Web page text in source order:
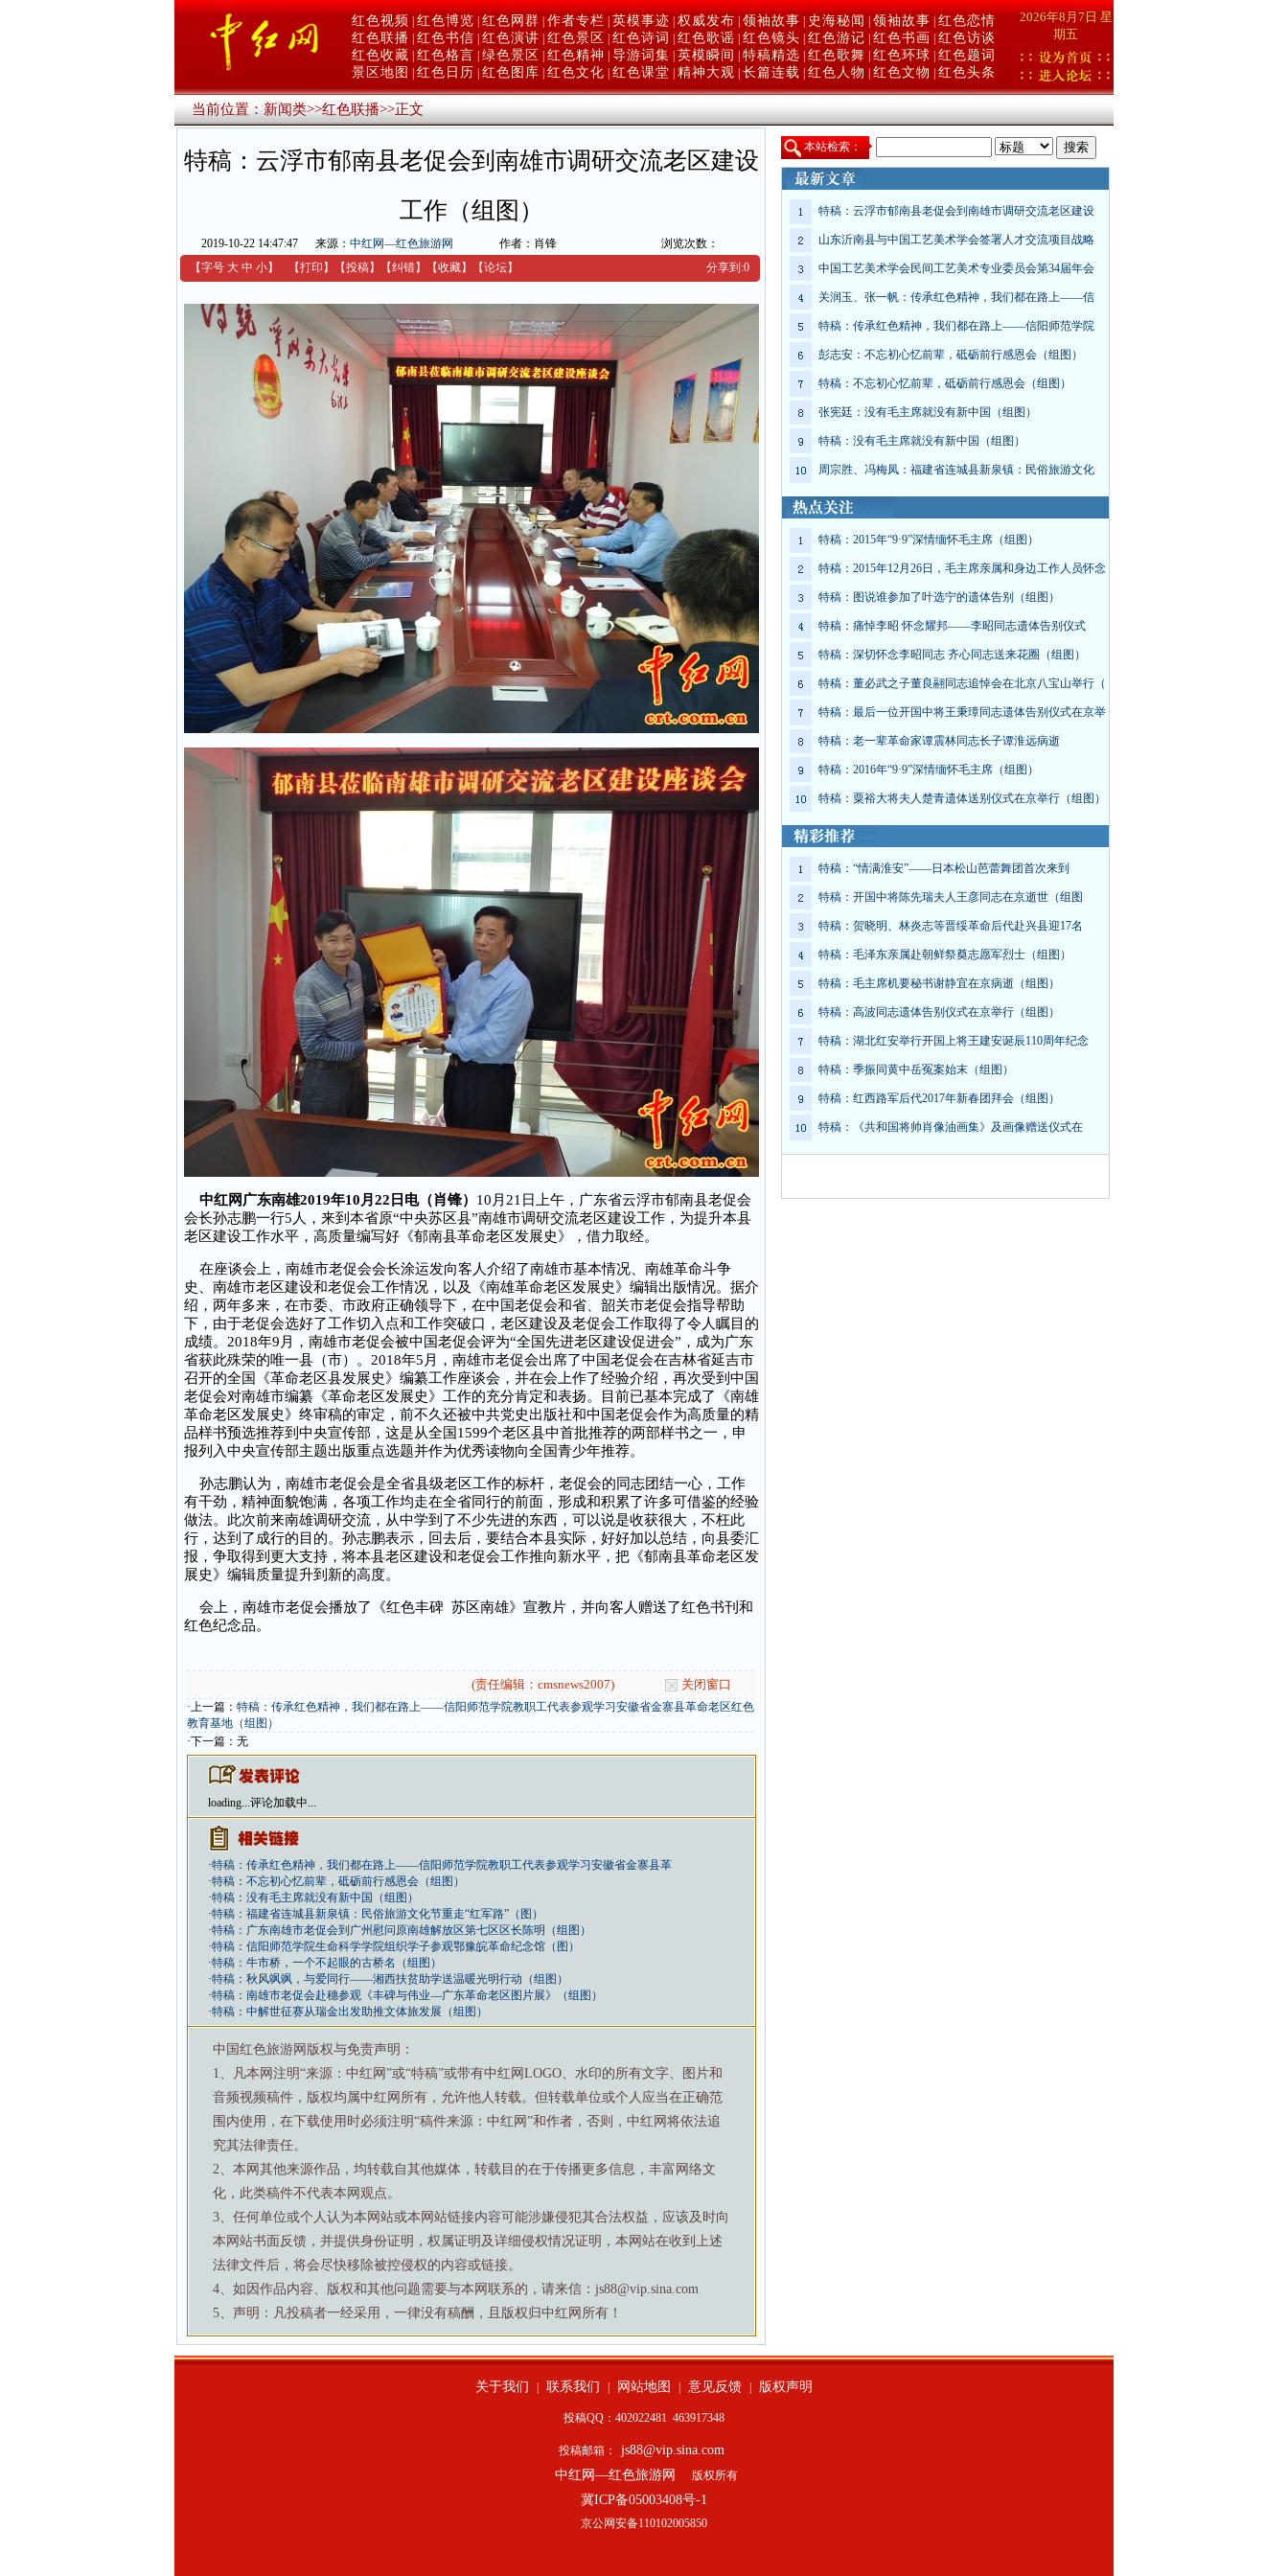
红色视频 红色博览 红色网群 作者专栏 英模事迹 权威发布 领袖故事 史海秘闻 领袖故事 红色恋情
红色联播 红色书信 红色演讲 红色景区 红色诗词 红色歌谣 红色镜头 红色游记 红色书画
红色访谈
红色收藏 红色格言 绿色景区 红色精神 导游词集 英模瞬间 特稿精选 红色歌舞 红色环球 红色题词
景区地图
红色日历 红色图库 红色文化 红色课堂 精神大观 长篇连载 红色人物 红色文物 红色头条
2026年8月7日 星
期五
当前位置：新闻类>>红色联播>>正文
特稿：云浮市郁南县老促会到南雄市调研交流老区建设
工作（组图）
2019-10-22 14:47:47 来源： 中红网—红色旅游网 作者：肖锋
浏览次数：
【字号 大 中 小】 【打印 】 【投稿】 【纠错】 【收藏】 【论坛】 分享到:0
中红网广东南雄2019年10月22日电（肖锋） 10月21日上午，广东省云浮市郁南县老促会
会长孙志鹏一行5人，来到本省原“中央苏区县”南雄市调研交流老区建设工作，为提升本县
老区建设工作水平，高质量编写好《郁南县革命老区发展史》，借力取经。
在座谈会上，南雄市老促会会长涂运发向客人介绍了南雄市基本情况、南雄革命斗争
史、南雄市老区建设和老促会工作情况，以及《南雄革命老区发展史》编辑出版情况。据介
绍，两年多来，在市委、市政府正确领导下，在中国老促会和省、韶关市老促会指导帮助
下，由于老促会选好了工作切入点和工作突破口，老区建设及老促会工作取得了令人瞩目的
成绩。2018年9月，南雄市老促会被中国老促会评为“全国先进老区建设促进会”，成为广东
省获此殊荣的唯一县（市）。2018年5月，南雄市老促会出席了中国老促会在吉林省延吉市
召开的全国《革命老区县发展史》编纂工作座谈会，并在会上作了经验介绍，再次受到中国
老促会对南雄市编纂《革命老区发展史》工作的充分肯定和表扬。目前已基本完成了《南雄
革命老区发展史》终审稿的审定，前不久还被中共党史出版社和中国老促会作为高质量的精
品样书预选推荐到中央宣传部，这是从全国1599个老区县中首批推荐的两部样书之一，申
报列入中央宣传部主题出版重点选题并作为优秀读物向全国青少年推荐。
孙志鹏认为，南雄市老促会是全省县级老区工作的标杆，老促会的同志团结一心，工作
有干劲，精神面貌饱满，各项工作均走在全省同行的前面，形成和积累了许多可借鉴的经验
做法。此次前来南雄调研交流，从中学到了不少先进的东西，可以说是收获很大，不枉此
行，达到了成行的目的。孙志鹏表示，回去后，要结合本县实际，好好加以总结，向县委汇
报，争取得到更大支持，将本县老区建设和老促会工作推向新水平，把《郁南县革命老区发
展史》编辑质量提升到新的高度。
会上，南雄市老促会播放了《红色丰碑 苏区南雄》宣教片，并向客人赠送了红色书刊和
红色纪念品。
(责任编辑：cmsnews2007) 关闭窗口
·上一篇： 特稿：传承红色精神，我们都在路上——信阳师范学院教职工代表参观学习安徽省金寨县革命老区红色
教育基地（组图）
·下一篇：无
loading...评论加载中...
·特稿：传承红色精神，我们都在路上——信阳师范学院教职工代表参观学习安徽省金寨县革
·特稿：不忘初心忆前辈，砥砺前行感恩会（组图）
·特稿：没有毛主席就没有新中国（组图）
·特稿：福建省连城县新泉镇：民俗旅游文化节重走“红军路”（图）
·特稿：广东南雄市老促会到广州慰问原南雄解放区第七区区长陈明（组图）
·特稿：信阳师范学院生命科学学院组织学子参观鄂豫皖革命纪念馆（图）
·特稿：牛市桥，一个不起眼的古桥名（组图）
·特稿：秋风飒飒，与爱同行——湘西扶贫助学送温暖光明行动（组图）
·特稿：南雄市老促会赴穗参观《丰碑与伟业—广东革命老区图片展》（组图）
·特稿：中解世征赛从瑞金出发助推文体旅发展（组图）
中国红色旅游网版权与免责声明：
1、凡本网注明“来源：中红网”或“特稿”或带有中红网LOGO、水印的所有文字、图片和
音频视频稿件，版权均属中红网所有，允许他人转载。但转载单位或个人应当在正确范
围内使用，在下载使用时必须注明“稿件来源：中红网”和作者，否则，中红网将依法追
究其法律责任。
2、本网其他来源作品，均转载自其他媒体，转载目的在于传播更多信息，丰富网络文
化，此类稿件不代表本网观点。
3、任何单位或个人认为本网站或本网站链接内容可能涉嫌侵犯其合法权益，应该及时向
本网站书面反馈，并提供身份证明，权属证明及详细侵权情况证明，本网站在收到上述
法律文件后，将会尽快移除被控侵权的内容或链接。
4、如因作品内容、版权和其他问题需要与本网联系的，请来信：js88@vip.sina.com
5、声明：凡投稿者一经采用，一律没有稿酬，且版权归中红网所有！
本站检索：
特稿：云浮市郁南县老促会到南雄市调研交流老区建设
山东沂南县与中国工艺美术学会签署人才交流项目战略
中国工艺美术学会民间工艺美术专业委员会第34届年会
关润玉、张一帆：传承红色精神，我们都在路上——信
特稿：传承红色精神，我们都在路上——信阳师范学院
彭志安：不忘初心忆前辈，砥砺前行感恩会（组图）
特稿：不忘初心忆前辈，砥砺前行感恩会（组图）
张宪廷：没有毛主席就没有新中国（组图）
特稿：没有毛主席就没有新中国（组图）
周宗胜、冯梅凤：福建省连城县新泉镇：民俗旅游文化
特稿：2015年“9·9”深情缅怀毛主席（组图）
特稿：2015年12月26日，毛主席亲属和身边工作人员怀念
特稿：图说谁参加了叶选宁的遗体告别（组图）
特稿：痛悼李昭 怀念耀邦——李昭同志遗体告别仪式
特稿：深切怀念李昭同志 齐心同志送来花圈（组图）
特稿：董必武之子董良翮同志追悼会在北京八宝山举行（
特稿：最后一位开国中将王秉璋同志遗体告别仪式在京举
特稿：老一辈革命家谭震林同志长子谭淮远病逝
特稿：2016年“9·9”深情缅怀毛主席（组图）
特稿：粟裕大将夫人楚青遗体送别仪式在京举行（组图）
特稿：“情满淮安”——日本松山芭蕾舞团首次来到
特稿：开国中将陈先瑞夫人王彦同志在京逝世（组图
特稿：贺晓明、林炎志等晋绥革命后代赴兴县迎17名
特稿：毛泽东亲属赴朝鲜祭奠志愿军烈士（组图）
特稿：毛主席机要秘书谢静宜在京病逝（组图）
特稿：高波同志遗体告别仪式在京举行（组图）
特稿：湖北红安举行开国上将王建安诞辰110周年纪念
特稿：季振同黄中岳冤案始末（组图）
特稿：红西路军后代2017年新春团拜会（组图）
特稿：《共和国将帅肖像油画集》及画像赠送仪式在
关于我们 联系我们 网站地图 意见反馈 版权声明
投稿QQ：402022481 463917348
投稿邮箱：
js88@vip.sina.com
中红网—红色旅游网
版权所有
冀ICP备05003408号-1
京公网安备110102005850